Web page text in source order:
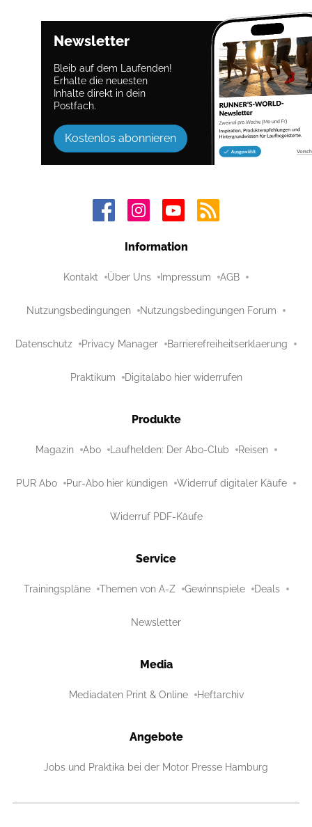
Newsletter
Bleib auf dem Laufenden!
Erhalte die neuesten
Inhalte direkt in dein
Postfach.
Kostenlos abonnieren
Information
Kontakt Über Uns Impressum AGB
Nutzungsbedingungen Nutzungsbedingungen Forum
Datenschutz Privacy Manager Barrierefreiheitserklaerung
Praktikum Digitalabo hier widerrufen
Produkte
Magazin Abo Laufhelden: Der Abo-Club Reisen
PUR Abo Pur-Abo hier kündigen Widerruf digitaler Käufe
Widerruf PDF-Käufe
Service
Trainingspläne Themen von A-Z Gewinnspiele Deals
Newsletter
Media
Mediadaten Print & Online Heftarchiv
Angebote
Jobs und Praktika bei der Motor Presse Hamburg